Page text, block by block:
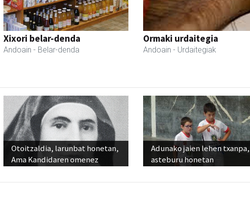
Xixori belar-denda
Andoain - Belar-denda
Ormaki urdaitegia
Andoain - Urdaitegiak
Otoitzaldia, larunbat honetan,
Ama Kandidaren omenez
Adunako jaien lehen txanpa,
asteburu honetan